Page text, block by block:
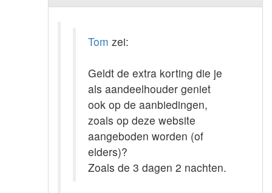
Tom zei:
Geldt de extra korting die je
als aandeelhouder geniet
ook op de aanbiedingen,
zoals op deze website
aangeboden worden (of
elders)?
Zoals de 3 dagen 2 nachten.